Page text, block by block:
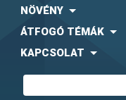
NÖVÉNY
ÁTFOGÓ TÉMÁK
KAPCSOLAT